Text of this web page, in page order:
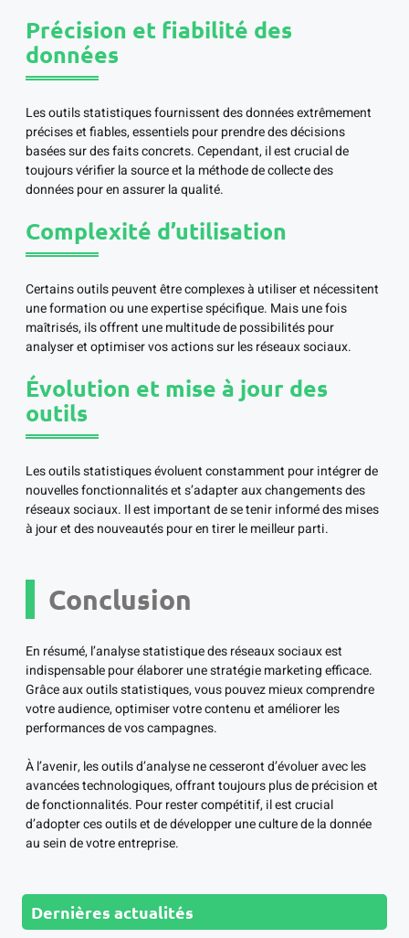
Précision et fiabilité des
données
Les outils statistiques fournissent des données extrêmement
précises et fiables, essentiels pour prendre des décisions
basées sur des faits concrets. Cependant, il est crucial de
toujours vérifier la source et la méthode de collecte des
données pour en assurer la qualité.
Complexité d’utilisation
Certains outils peuvent être complexes à utiliser et nécessitent
une formation ou une expertise spécifique. Mais une fois
maîtrisés, ils offrent une multitude de possibilités pour
analyser et optimiser vos actions sur les réseaux sociaux.
Évolution et mise à jour des
outils
Les outils statistiques évoluent constamment pour intégrer de
nouvelles fonctionnalités et s’adapter aux changements des
réseaux sociaux. Il est important de se tenir informé des mises
à jour et des nouveautés pour en tirer le meilleur parti.
Conclusion
En résumé, l’analyse statistique des réseaux sociaux est
indispensable pour élaborer une stratégie marketing efficace.
Grâce aux outils statistiques, vous pouvez mieux comprendre
votre audience, optimiser votre contenu et améliorer les
performances de vos campagnes.
À l’avenir, les outils d’analyse ne cesseront d’évoluer avec les
avancées technologiques, offrant toujours plus de précision et
de fonctionnalités. Pour rester compétitif, il est crucial
d’adopter ces outils et de développer une culture de la donnée
au sein de votre entreprise.
Dernières actualités